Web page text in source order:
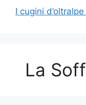
I cugini
La